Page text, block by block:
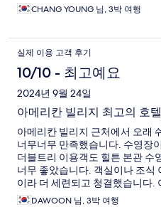
CHANG YOUNG 님, 3박 여행
실제 이용 고객 후기
10/10 - 최고예요
2024년 9월 24일
아메리칸 빌리지 최고의 호텔
아메리칸 빌리지 근처에서 오래
너무너무 만족했습니다. 수영장
더블트리 이용객도 힐튼 본관 수
너무 좋았습니다. 객실이나 조식
이라 더 세련되고 청결했습니다.
였습니다!
DAWOON 님, 3박 여행